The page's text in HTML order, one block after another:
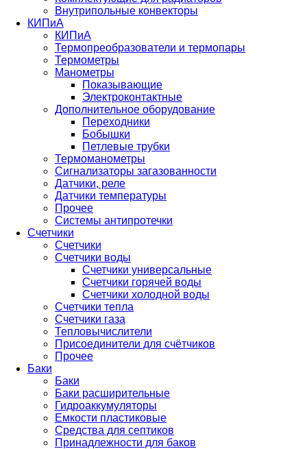
Внутрипольные конвекторы
КИПиА
КИПиА
Термопреобразователи и термопары
Термометры
Манометры
Показывающие
Электроконтактные
Дополнительное оборудование
Переходники
Бобышки
Петлевые трубки
Термоманометры
Сигнализаторы загазованности
Датчики, реле
Датчики температуры
Прочее
Системы антипротечки
Счетчики
Счетчики
Счетчики воды
Счетчики универсальные
Счетчики горячей воды
Счетчики холодной воды
Счетчики тепла
Счетчики газа
Тепловычислители
Присоединители для счётчиков
Прочее
Баки
Баки
Баки расширительные
Гидроаккумуляторы
Емкости пластиковые
Средства для септиков
Принадлежности для баков